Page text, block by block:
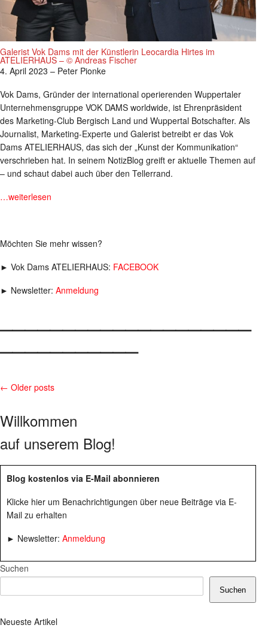
Galerist Vok Dams mit der Künstlerin Leocardia Hirtes im
ATELIERHAUS – © Andreas Fischer
4. April 2023 – Peter Pionke
Vok Dams, Gründer der international operierenden Wuppertaler
Unternehmensgruppe VOK DAMS worldwide, ist Ehrenpräsident
des Marketing-Club Bergisch Land und Wuppertal Botschafter. Als
Journalist, Marketing-Experte und Galerist betreibt er das Vok
Dams ATELIERHAUS, das sich der „Kunst der Kommunikation“
verschrieben hat. In seinem NotizBlog greift er aktuelle Themen auf
– und schaut dabei auch über den Tellerrand.
…weiterlesen
Möchten Sie mehr wissen?
► Vok Dams ATELIERHAUS: FACEBOOK
► Newsletter: Anmeldung
___________
← Older posts
Willkommen
auf unserem Blog!
Blog kostenlos via E-Mail abonnieren
Klicke hier um Benachrichtigungen über neue Beiträge via E-
Mail zu erhalten
► Newsletter: Anmeldung
Suchen
Suchen
Neueste Artikel